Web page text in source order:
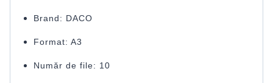
Brand: DACO
Format: A3
Număr de file: 10